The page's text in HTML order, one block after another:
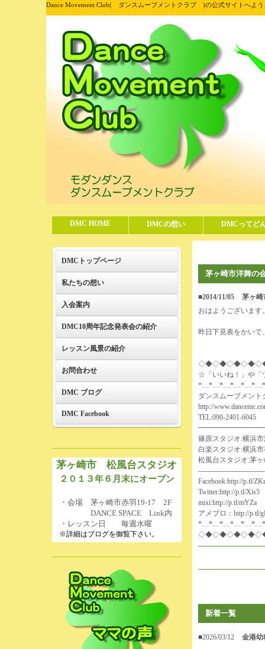
Dance Movement Club( ダンスムーブメントクラブ )の公式サイトへよう
DMC HOME DMCの想い DMCってど
茅ヶ崎市洋舞の
■2014/11/05
茅ヶ崎
おはようございま
昨日下見表をかい
☆「いいね！」や「
ダンスムーブメント
http://
TEL:090-2401-6045
篠原スタジオ:横浜
白楽スタジオ:横浜
松風台スタジオ:茅ヶ
Facebook:http://p.tl/
Twitter:http://p.tl/Xis5
mixi:http://p.tl/mYZa
アメブロ： http://p.tl/
新着一覧
■2026/03/12
金港
DMCトップページ
私たちの想い
入会案内
DMC10周年記念発表会の紹介
レッスン風景の紹介
お問合わせ
DMC ブログ
DMC Facebook
茅ヶ崎市 松風台スタジオ
２０１３年６月末にオープン
・会場 茅ヶ崎市赤羽19-17 2F
DANCE SPACE Link内
・レッスン日 毎週水曜
※詳細はブログを御覧下さい。